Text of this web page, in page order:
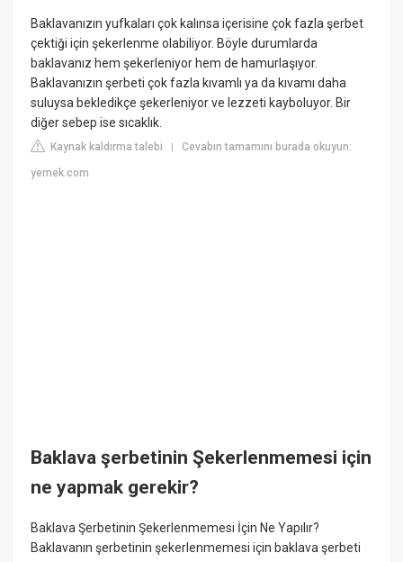
Baklavanızın yufkaları çok kalınsa içerisine çok fazla şerbet
çektiği için şekerlenme olabiliyor. Böyle durumlarda
baklavanız hem şekerleniyor hem de hamurlaşıyor.
Baklavanızın şerbeti çok fazla kıvamlı ya da kıvamı daha
suluysa bekledikçe şekerleniyor ve lezzeti kayboluyor. Bir
diğer sebep ise sıcaklık.
Kaynak kaldırma talebi |Cevabın tamamını burada okuyun:
yemek.com
Baklava şerbetinin Şekerlenmemesi için
ne yapmak gerekir?
Baklava Şerbetinin Şekerlenmemesi İçin Ne Yapılır?
Baklavanın şerbetinin şekerlenmemesi için baklava şerbeti